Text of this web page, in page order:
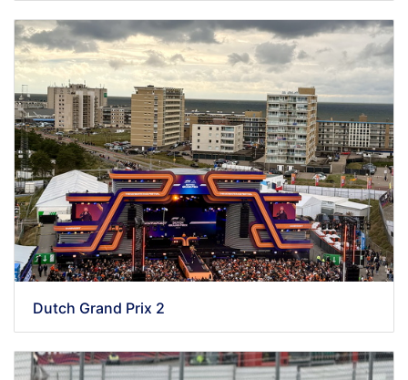
Dutch Grand Prix 2